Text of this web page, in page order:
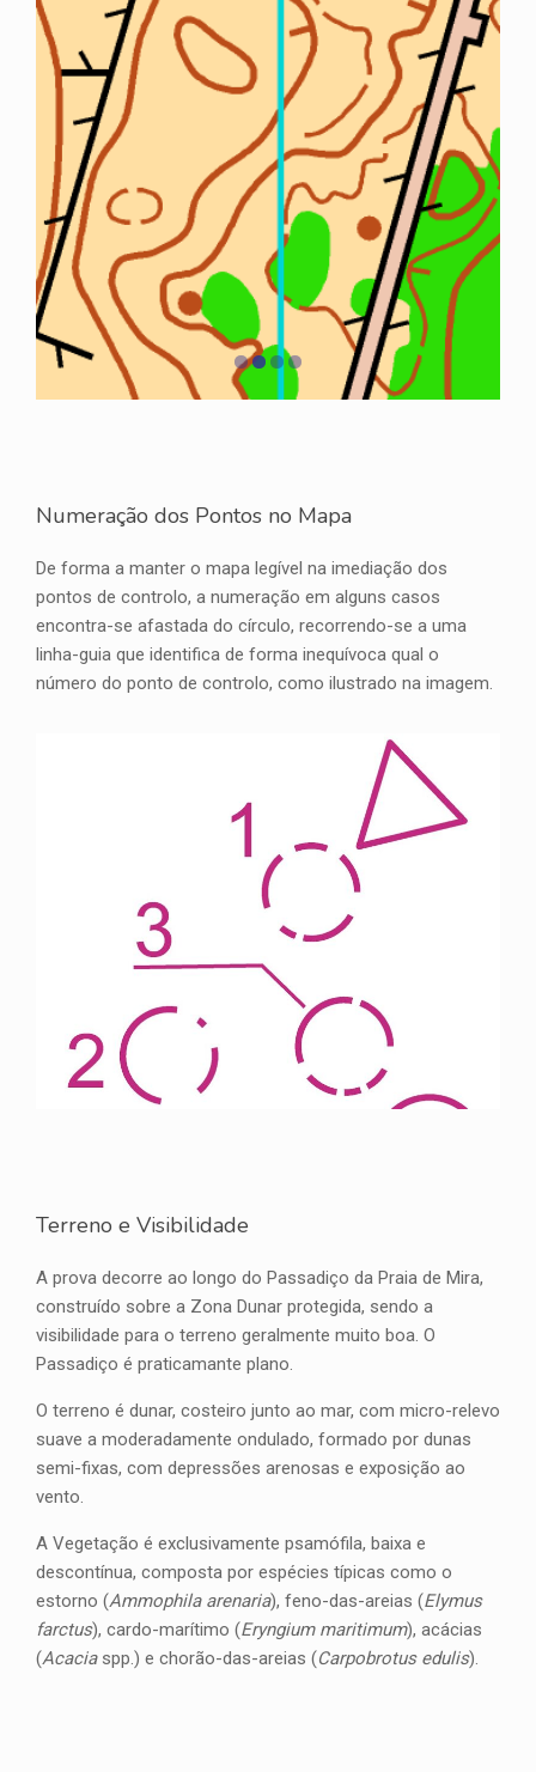
Numeração dos Pontos no Mapa
De forma a manter o mapa legível na imediação dos
pontos de controlo, a numeração em alguns casos
encontra-se afastada do círculo, recorrendo-se a uma
linha-guia que identifica de forma inequívoca qual o
número do ponto de controlo, como ilustrado na imagem.
Terreno e Visibilidade
A prova decorre ao longo do Passadiço da Praia de Mira,
construído sobre a Zona Dunar protegida, sendo a
visibilidade para o terreno geralmente muito boa. O
Passadiço é praticamante plano.
O terreno é dunar, costeiro junto ao mar, com micro-relevo
suave a moderadamente ondulado, formado por dunas
semi-fixas, com depressões arenosas e exposição ao
vento.
A Vegetação é exclusivamente psamófila, baixa e
descontínua, composta por espécies típicas como o
estorno (Ammophila arenaria), feno-das-areias (Elymus
farctus), cardo-marítimo (Eryngium maritimum), acácias
(Acaciaspp.) e chorão-das-areias (Carpobrotus edulis).